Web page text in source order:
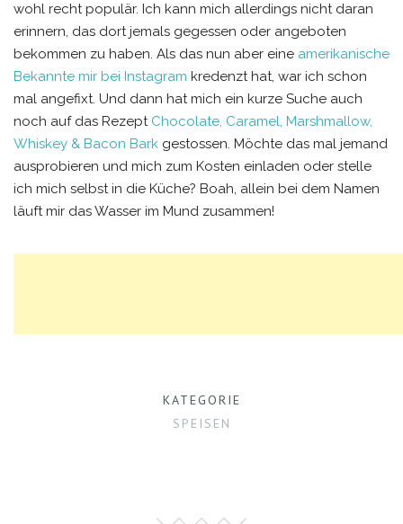
wohl recht populär. Ich kann mich allerdings nicht daran
erinnern, das dort jemals gegessen oder angeboten
bekommen zu haben. Als das nun aber eine amerikanische
Bekannte mir bei Instagram kredenzt hat, war ich schon
mal angefixt. Und dann hat mich ein kurze Suche auch
noch auf das Rezept Chocolate, Caramel, Marshmallow,
Whiskey & Bacon Bark gestossen. Möchte das mal jemand
ausprobieren und mich zum Kosten einladen oder stelle
ich mich selbst in die Küche? Boah, allein bei dem Namen
läuft mir das Wasser im Mund zusammen!
KATEGORIE
SPEISEN